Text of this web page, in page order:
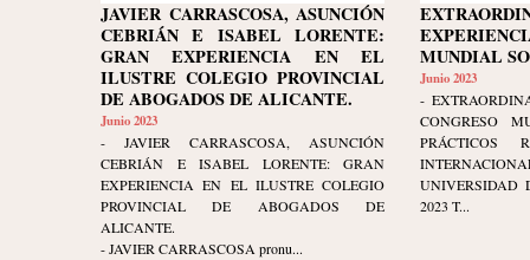
JAVIER CARRASCOSA, ASUNCIÓN
CEBRIÁN E ISABEL LORENTE:
GRAN EXPERIENCIA EN EL
ILUSTRE COLEGIO PROVINCIAL
DE ABOGADOS DE ALICANTE.
Junio 2023
- JAVIER CARRASCOSA, ASUNCIÓN
CEBRIÁN E ISABEL LORENTE: GRAN
EXPERIENCIA EN EL ILUSTRE COLEGIO
PROVINCIAL DE ABOGADOS DE
ALICANTE.
- JAVIER CARRASCOSA pronu...
MUNDIAL
Junio 2023
-
CONGRESO
PRÁCTICOS
UNIVERSIDAD
2023 T...